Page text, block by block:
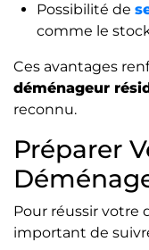
Possibilité de
comme le
Ces avantages
déménageur
reconnu.
Préparer
Pour réussir votre
important de